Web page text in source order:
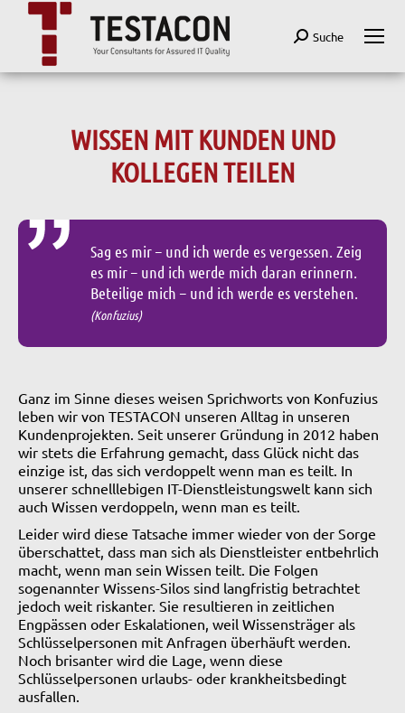
Search:
Suche
WISSEN MIT KUNDEN UND
KOLLEGEN TEILEN
Sag es mir – und ich werde es vergessen. Zeig
es mir – und ich werde mich daran erinnern.
Beteilige mich – und ich werde es verstehen.
(Konfuzius)
Ganz im Sinne dieses weisen Sprichworts von Konfuzius
leben wir von TESTACON unseren Alltag in unseren
Kundenprojekten. Seit unserer Gründung in 2012 haben
wir stets die Erfahrung gemacht, dass Glück nicht das
einzige ist, das sich verdoppelt wenn man es teilt. In
unserer schnelllebigen IT-Dienstleistungswelt kann sich
auch Wissen verdoppeln, wenn man es teilt.
Leider wird diese Tatsache immer wieder von der Sorge
überschattet, dass man sich als Dienstleister entbehrlich
macht, wenn man sein Wissen teilt. Die Folgen
sogenannter Wissens-Silos sind langfristig betrachtet
jedoch weit riskanter. Sie resultieren in zeitlichen
Engpässen oder Eskalationen, weil Wissensträger als
Schlüsselpersonen mit Anfragen überhäuft werden.
Noch brisanter wird die Lage, wenn diese
Schlüsselpersonen urlaubs- oder krankheitsbedingt
ausfallen.